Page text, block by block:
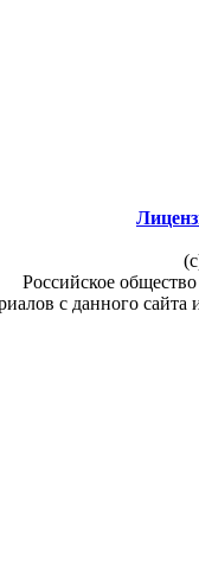
Российское
с данного